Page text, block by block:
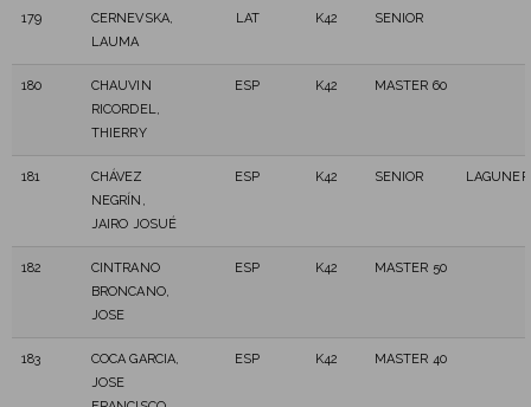
179
CERNEVSKA,
LAUMA
LAT K42 SENIOR
180
CHAUVIN
RICORDEL,
THIERRY
ESP K42 MASTER 60
181
CHÁVEZ
NEGRÍN,
JAIRO JOSUÉ
ESP K42 SENIOR
182
CINTRANO
BRONCANO,
JOSE
ESP K42 MASTER 50
183
COCA GARCIA,
JOSE
ESP K42 MASTER 40